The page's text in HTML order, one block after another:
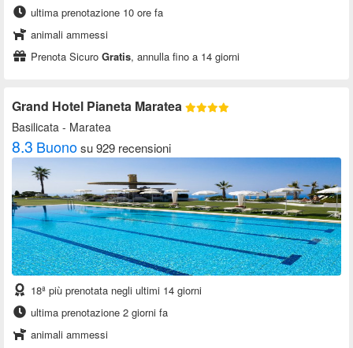
ultima prenotazione 10 ore fa
animali ammessi
Prenota Sicuro Gratis, annulla fino a 14 giorni
Grand Hotel Pianeta Maratea
Basilicata - Maratea
8.3 Buonosu 929 recensioni
18ª più prenotata negli ultimi 14 giorni
ultima prenotazione 2 giorni fa
animali ammessi